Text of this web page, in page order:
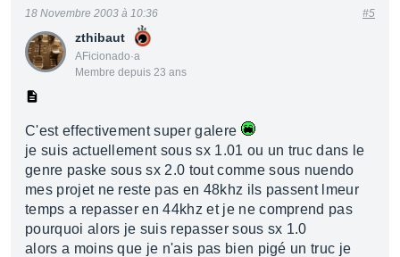
zthibaut
AFicionado·a
Membre depuis 23 ans
18 Novembre 2003 à 10:36 #5
C'est effectivement super galere
je suis actuellement sous sx 1.01 ou un truc dans le
genre paske sous sx 2.0 tout comme sous nuendo
mes projet ne reste pas en 48khz ils passent lmeur
temps a repasser en 44khz et je ne comprend pas
pourquoi alors je suis repasser sous sx 1.0
alors a moins que je n'ais pas bien pigé un truc je